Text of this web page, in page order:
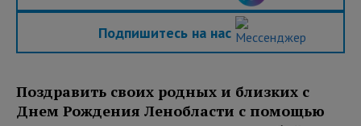
Подпишитесь на нас
Поздравить своих родных и близких с
Днем Рождения Ленобласти с помощью